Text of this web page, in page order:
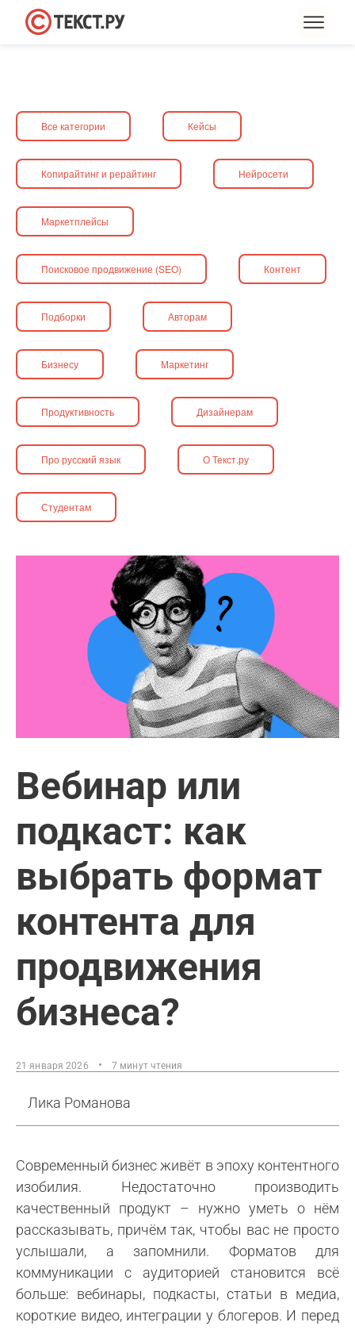
Все категории Кейсы
Копирайтинг и рерайтинг Нейросети
Маркетплейсы
Поисковое продвижение (SEO) Контент
Подборки Авторам
Бизнесу Маркетинг
Продуктивность Дизайнерам
Про русский язык О Текст.ру
Студентам
Вебинар или
подкаст: как
выбрать формат
контента для
продвижения
бизнеса?
21 января 2026 7 минут чтения
Лика Романова
Современный бизнес живёт в эпоху контентного
изобилия. Недостаточно производить
качественный продукт – нужно уметь о нём
рассказывать, причём так, чтобы вас не просто
услышали, а запомнили. Форматов для
коммуникации с аудиторией становится всё
больше: вебинары, подкасты, статьи в медиа,
короткие видео, интеграции у блогеров. И перед